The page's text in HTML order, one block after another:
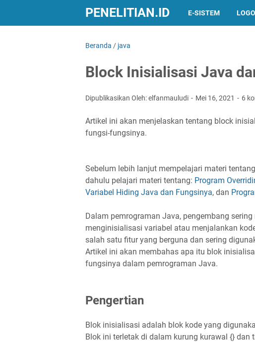
PENELITIAN.ID E-SISTEM LOGO
Beranda / java
Block Inisialisasi Java
Dipublikasikan Oleh: elfanmauludi Mei 16, 2021 6
Artikel ini akan menjelaskan tentang block
fungsi-fungsinya.
Sebelum lebih lanjut mempelajari materi
dahulu pelajari materi tentang: Program
Variabel Hiding Java dan Fungsinya, dan
Dalam pemrograman Java, pengembang
menginisialisasi variabel atau menjalankan
salah satu fitur yang berguna dan sering
Artikel ini akan membahas apa itu blok
fungsinya dalam pemrograman Java.
Pengertian
Blok inisialisasi adalah blok kode yang
Blok ini terletak di dalam kurung kurawal {}